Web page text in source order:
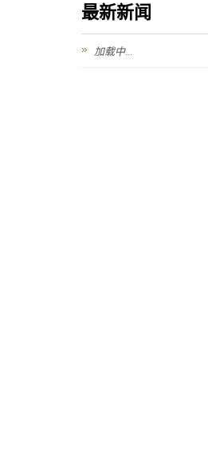
最新新闻
加载中...